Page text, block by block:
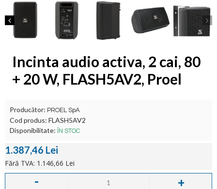
Incinta audio activa, 2 cai, 80
+ 20 W, FLASH5AV2, Proel
Producător: PROEL SpA
Cod produs: FLASH5AV2
Disponibilitate:
ÎN STOC
1.387,46 Lei
Fără TVA: 1.146,66 Lei
- +